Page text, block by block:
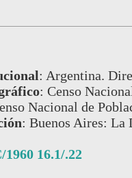
: Argentina.
: Censo
Nacional de
: Buenos Aires: La
1960 16.1/.22